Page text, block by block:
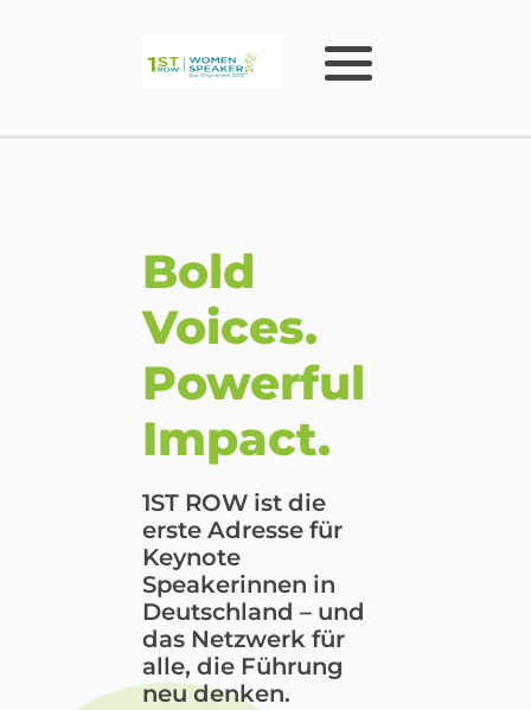
Bold
Voices.
Powerful
Impact.
1ST ROW ist die
erste Adresse für
Keynote
Speakerinnen in
Deutschland – und
das Netzwerk für
alle, die Führung
neu denken.